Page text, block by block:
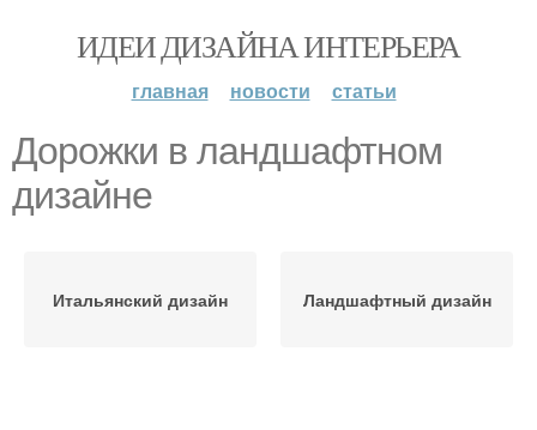
ИДЕИ ДИЗАЙНА ИНТЕРЬЕРА
главная новости статьи
Дорожки в ландшафтном
дизайне
Итальянский дизайн Ландшафтный дизайн